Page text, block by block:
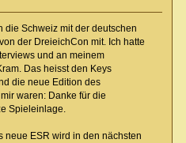
die Schweiz mit der deutschen
der DreieichCon mit. Ich hatte
und an meinem
Das heisst den Keys
die neue Edition des
waren: Danke für die
Spieleinlage.
neue ESR wird in den nächsten